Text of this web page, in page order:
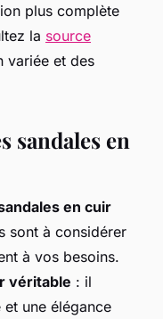
plus complète
la source
variée et des
sandales en
en cuir
sont à considérer
à vos besoins.
véritable : il
une élégance